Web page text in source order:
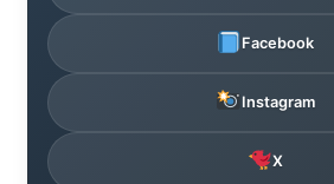
Facebook
Instagram
X